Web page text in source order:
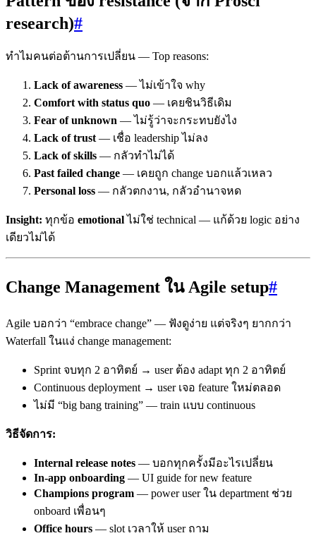
research)#
ทำไมคนต่อต้านการเปลี่ยน — Top reasons:
Lack of awareness — ไม่เข้าใจ why
Comfort with status quo — เคยชินวิธีเดิม
Fear of unknown — ไม่รู้ว่าจะกระทบยังไง
Lack of trust — เชื่อ leadership ไม่ลง
Lack of skills — กลัวทำไม่ได้
Past failed change — เคยถูก change บอกแล้วเหลว
Personal loss — กลัวตกงาน, กลัวอำนาจหด
Insight: ทุกข้อ emotionalไม่ใช่ technical — แก้ด้วย logic อย่าง
เดียวไม่ได้
Change Management ใน Agile setup#
Agile บอกว่า “embrace change” — ฟังดูง่าย แต่จริงๆ ยากกว่า
Waterfall ในแง่ change management:
Sprint จบทุก 2 อาทิตย์ → user ต้อง adapt ทุก 2 อาทิตย์
Continuous deployment → user เจอ feature ใหม่ตลอด
ไม่มี “big bang training” — train แบบ continuous
วิธีจัดการ:
Internal release notes — บอกทุกครั้งมีอะไรเปลี่ยน
In-app onboarding — UI guide for new feature
Champions program — power user ใน department ช่วย
onboard เพื่อนๆ
Office hours — slot เวลาให้ user ถาม